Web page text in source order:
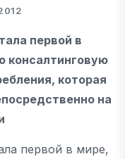
первой в
консалтинговую
которая
на
первой в мире,